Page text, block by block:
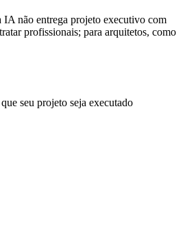
IA não entrega projeto executivo com
profissionais; para arquitetos, como
seu projeto seja executado